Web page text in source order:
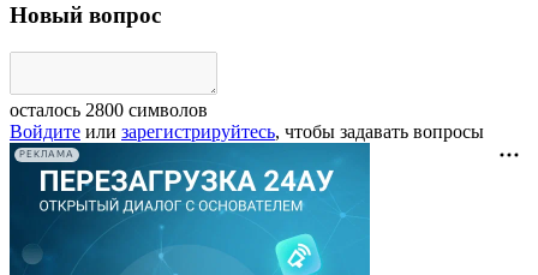
Новый вопрос
осталось 2800 символов
Войдите или зарегистрируйтесь, чтобы задавать вопросы
РЕКЛАМА